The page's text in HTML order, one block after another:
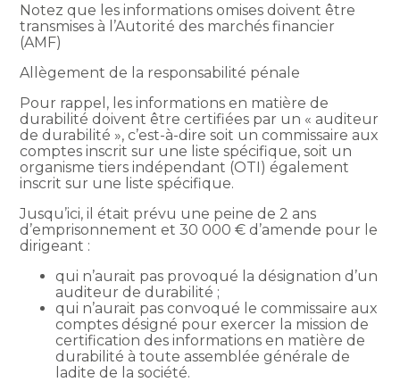
Notez que les informations omises doivent être
transmises à l’Autorité des marchés financier
(AMF)
Allègement de la responsabilité pénale
Pour rappel, les informations en matière de
durabilité doivent être certifiées par un « auditeur
de durabilité », c’est-à-dire soit un commissaire aux
comptes inscrit sur une liste spécifique, soit un
organisme tiers indépendant (OTI) également
inscrit sur une liste spécifique.
Jusqu’ici, il était prévu une peine de 2 ans
d’emprisonnement et 30 000 € d’amende pour le
dirigeant :
qui n’aurait pas provoqué la désignation d’un
auditeur de durabilité ;
qui n’aurait pas convoqué le commissaire aux
comptes désigné pour exercer la mission de
certification des informations en matière de
durabilité à toute assemblée générale de
ladite de la société.